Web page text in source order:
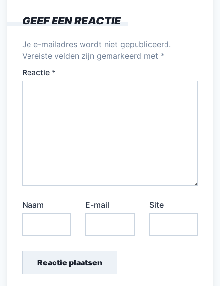
o
o
k
n p
p
GEEF EEN REACTIE
Je e-mailadres wordt niet gepubliceerd.
Vereiste velden zijn gemarkeerd met *
Reactie *
Naam E-mail Site